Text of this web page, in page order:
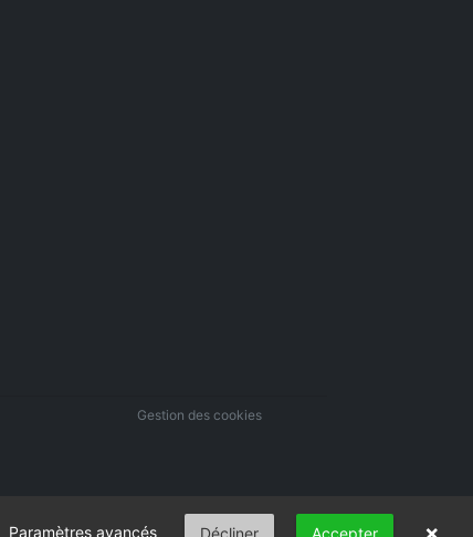
Gestion des cookies
Paramètres avancés Décliner Accepter